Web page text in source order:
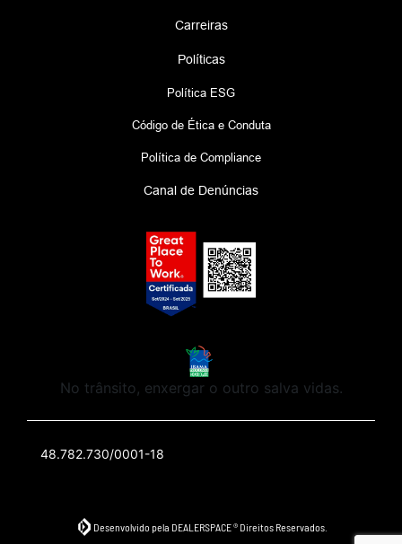
Carreiras
Políticas
Política ESG
Código de Ética e Conduta
Política de Compliance
Canal de Denúncias
No trânsito, enxergar o outro salva vidas.
48.782.730/0001-18
Desenvolvido pela DEALERSPACE ® Direitos Reservados.